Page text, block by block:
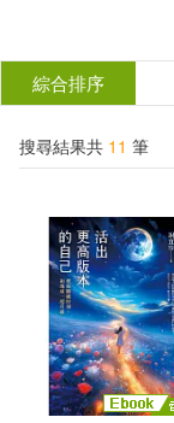
結
分類 (單選)
所有商品(11)
電子書(3)
作者 (可複選)
綜合排序
搜尋結果共 11 筆